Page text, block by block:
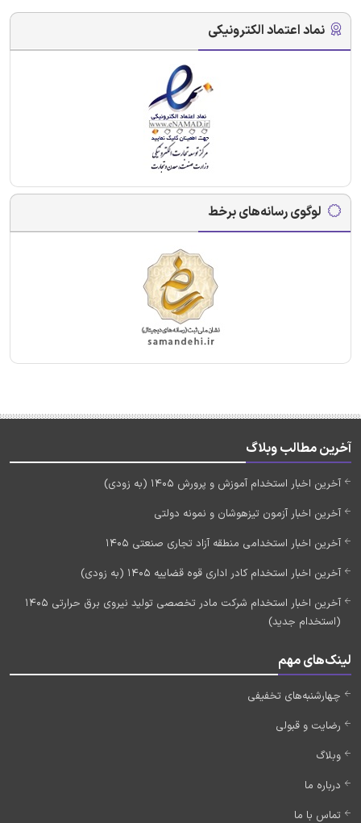
نماد اعتماد الکترونیکی
لوگوی رسانه‌های برخط
آخرین مطالب وبلاگ
آخرین اخبار استخدام آموزش و پرورش 1405 (به زودی)
آخرین اخبار آزمون تیزهوشان و نمونه دولتی
آخرین اخبار استخدامی منطقه آزاد تجاری صنعتی 1405
آخرین اخبار استخدام کادر اداری قوه قضاییه 1405 (به زودی)
آخرین اخبار استخدام شرکت مادر تخصصی تولید نیروی برق حرارتی 1405
(استخدام جدید)
لینک‌های مهم
چهارشنبه‌های تخفیفی
رضایت و قبولی
وبلاگ
درباره ما
تماس با ما